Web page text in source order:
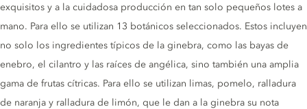
exquisitos y a la cuidadosa producción en tan solo pequeños lotes a
mano. Para ello se utilizan 13 botánicos seleccionados. Estos incluyen
no solo los ingredientes típicos de la ginebra, como las bayas de
enebro, el cilantro y las raíces de angélica, sino también una amplia
gama de frutas cítricas. Para ello se utilizan limas, pomelo, ralladura
de naranja y ralladura de limón, que le dan a la ginebra su nota